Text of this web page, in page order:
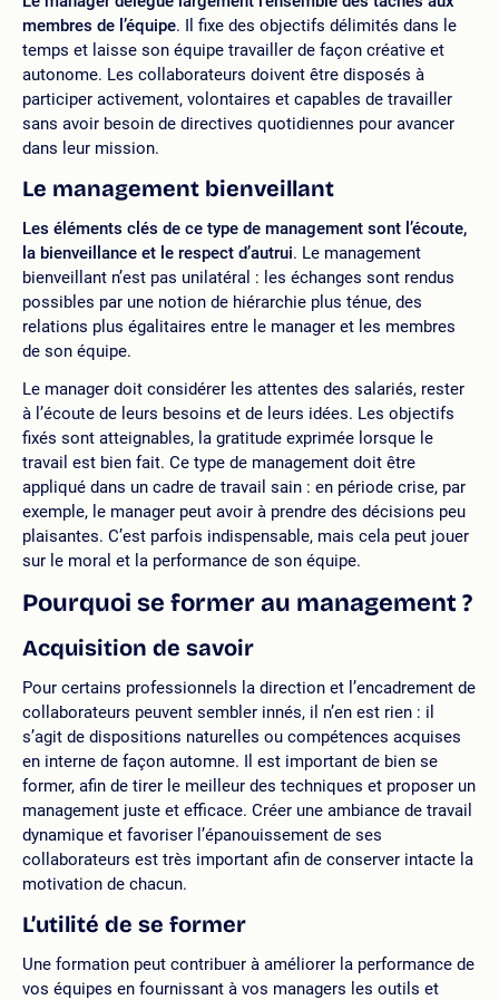
membres de l’équipe. Il fixe des objectifs délimités dans le
temps et laisse son équipe travailler de façon créative et
autonome. Les collaborateurs doivent être disposés à
participer activement, volontaires et capables de travailler
sans avoir besoin de directives quotidiennes pour avancer
dans leur mission.
Le management bienveillant
Les éléments clés de ce type de management sont l’écoute,
la bienveillance et le respect d’autrui. Le management
bienveillant n’est pas unilatéral : les échanges sont rendus
possibles par une notion de hiérarchie plus ténue, des
relations plus égalitaires entre le manager et les membres
de son équipe.
Le manager doit considérer les attentes des salariés, rester
à l’écoute de leurs besoins et de leurs idées. Les objectifs
fixés sont atteignables, la gratitude exprimée lorsque le
travail est bien fait. Ce type de management doit être
appliqué dans un cadre de travail sain : en période crise, par
exemple, le manager peut avoir à prendre des décisions peu
plaisantes. C’est parfois indispensable, mais cela peut jouer
sur le moral et la performance de son équipe.
Pourquoi se former au management ?
Acquisition de savoir
Pour certains professionnels la direction et l’encadrement de
collaborateurs peuvent sembler innés, il n’en est rien : il
s’agit de dispositions naturelles ou compétences acquises
en interne de façon automne. Il est important de bien se
former, afin de tirer le meilleur des techniques et proposer un
management juste et efficace. Créer une ambiance de travail
dynamique et favoriser l’épanouissement de ses
collaborateurs est très important afin de conserver intacte la
motivation de chacun.
L’utilité de se former
Une formation peut contribuer à améliorer la performance de
vos équipes en fournissant à vos managers les outils et